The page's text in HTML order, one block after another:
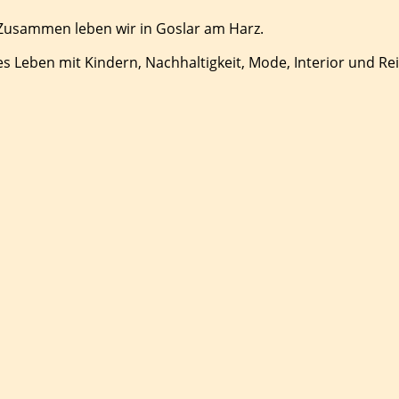
leben wir in Goslar am Harz.
Leben mit Kindern, Nachhaltigkeit, Mode, Interior und